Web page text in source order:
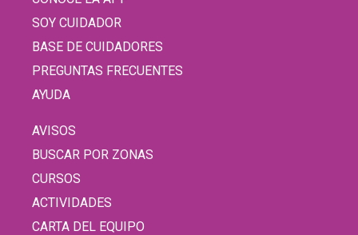
SOY CUIDADOR
BASE DE CUIDADORES
PREGUNTAS FRECUENTES
AYUDA
AVISOS
BUSCAR POR ZONAS
CURSOS
ACTIVIDADES
CARTA DEL EQUIPO